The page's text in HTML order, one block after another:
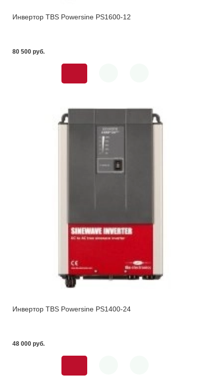
Инвертор TBS Powersine PS1600-12
80 500 pуб.
Инвертор TBS Powersine PS1400-24
48 000 pуб.